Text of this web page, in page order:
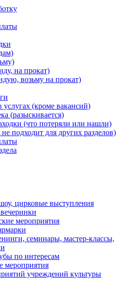
на прокат)
возьму на прокат)
(кроме вакансий)
(разыскивается)
(что потеряли или нашли)
не подходит для других разделов)
цирковые выступления
мероприятия
семинары, мастер-классы,
по интересам
мероприятия
учреждений культуры